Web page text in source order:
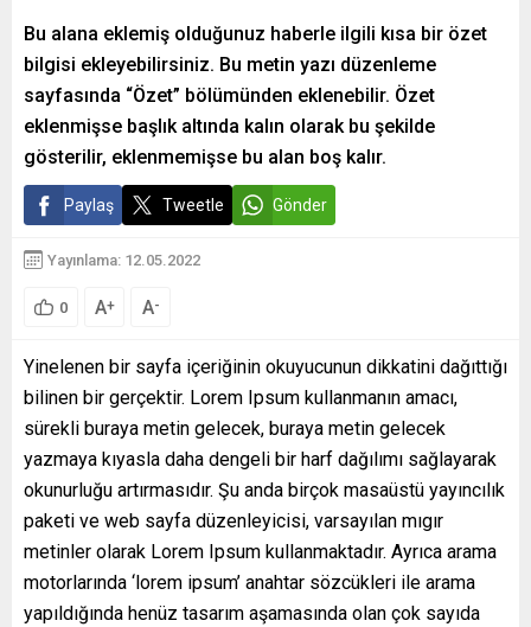
Bu alana eklemiş olduğunuz haberle ilgili kısa bir özet
bilgisi ekleyebilirsiniz. Bu metin yazı düzenleme
sayfasında “Özet” bölümünden eklenebilir. Özet
eklenmişse başlık altında kalın olarak bu şekilde
gösterilir, eklenmemişse bu alan boş kalır.
Paylaş Tweetle Gönder
Yayınlama: 12.05.2022
0 A+ A-
Yinelenen bir sayfa içeriğinin okuyucunun dikkatini dağıttığı
bilinen bir gerçektir. Lorem Ipsum kullanmanın amacı,
sürekli buraya metin gelecek, buraya metin gelecek
yazmaya kıyasla daha dengeli bir harf dağılımı sağlayarak
okunurluğu artırmasıdır. Şu anda birçok masaüstü yayıncılık
paketi ve web sayfa düzenleyicisi, varsayılan mıgır
metinler olarak Lorem Ipsum kullanmaktadır. Ayrıca arama
motorlarında ‘lorem ipsum’ anahtar sözcükleri ile arama
yapıldığında henüz tasarım aşamasında olan çok sayıda